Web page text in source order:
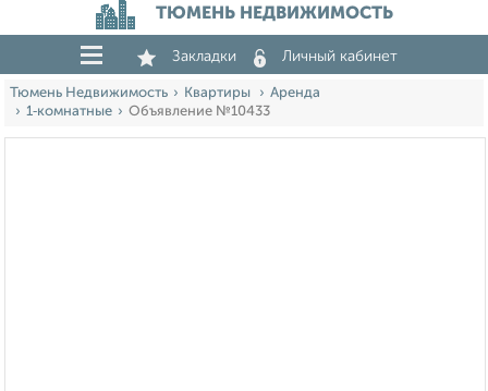
ТЮМЕНЬ НЕДВИЖИМОСТЬ
Закладки Личный кабинет
Тюмень Недвижимость Квартиры
Аренда
1‑комнатные
Объявление №10433